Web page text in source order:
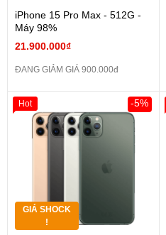
iPhone 15 Pro Max - 512G -
Máy 98%
21.900.000₫
ĐANG GIẢM GIÁ 900.000đ
GIÁ SHOCK
!
-5%
Hot